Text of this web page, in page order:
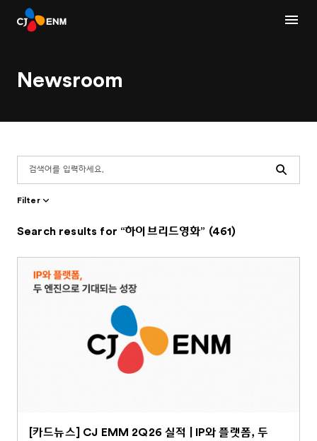
Newsroom
Search
Filter
Search results for “하이브리드영화” (461)
[카드뉴스] CJ EMM 2Q26 실적 | IP와 플랫폼, 두